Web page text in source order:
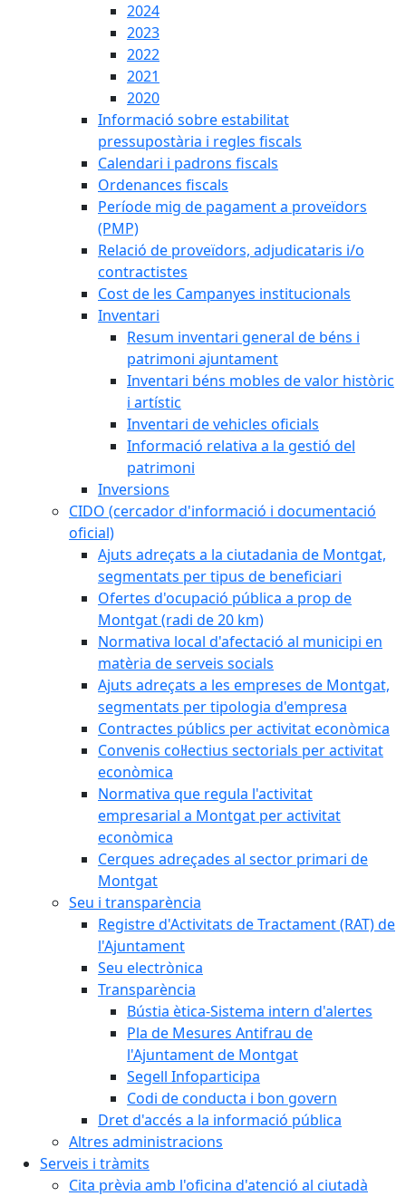
2024
2023
2022
2021
2020
Informació sobre estabilitat
pressupostària i regles fiscals
Calendari i padrons fiscals
Ordenances fiscals
Període mig de pagament a proveïdors
(PMP)
Relació de proveïdors, adjudicataris i/o
contractistes
Cost de les Campanyes institucionals
Inventari
Resum inventari general de béns i
patrimoni ajuntament
Inventari béns mobles de valor històric
i artístic
Inventari de vehicles oficials
Informació relativa a la gestió del
patrimoni
Inversions
CIDO (cercador d'informació i documentació
oficial)
Ajuts adreçats a la ciutadania de Montgat,
segmentats per tipus de beneficiari
Ofertes d'ocupació pública a prop de
Montgat (radi de 20 km)
Normativa local d'afectació al municipi en
matèria de serveis socials
Ajuts adreçats a les empreses de Montgat,
segmentats per tipologia d'empresa
Contractes públics per activitat econòmica
Convenis col·lectius sectorials per activitat
econòmica
Normativa que regula l'activitat
empresarial a Montgat per activitat
econòmica
Cerques adreçades al sector primari de
Montgat
Seu i transparència
Registre d'Activitats de Tractament (RAT) de
l'Ajuntament
Seu electrònica
Transparència
Bústia ètica-Sistema intern d'alertes
Pla de Mesures Antifrau de
l'Ajuntament de Montgat
Segell Infoparticipa
Codi de conducta i bon govern
Dret d'accés a la informació pública
Altres administracions
Serveis i tràmits
Cita prèvia amb l'oficina d'atenció al ciutadà